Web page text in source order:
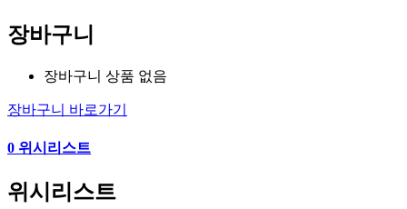
장바구니
장바구니 상품 없음
장바구니 바로가기
0 위시리스트
위시리스트